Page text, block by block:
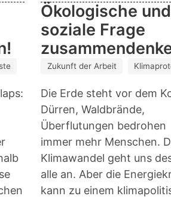
den
Rand
gedrängt.
Jobcenter
Psychiatrie
–
Gefängnis
Ökologische und
soziale Frage
Zukunft der Arbeit
Die Erde steht vor dem
Dürren, Waldbrände,
Überflutungen bedrohen
immer mehr Menschen.
Klimawandel geht uns
alle an. Aber die
kann zu einem